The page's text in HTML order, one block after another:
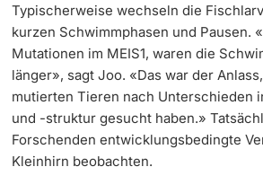
Typischerweise wechseln die
kurzen Schwimmphasen und Pausen.
Mutationen im MEIS1, waren die
länger», sagt Joo. «Das war der
mutierten Tieren nach Unterschieden
und -struktur gesucht haben.»
Forschenden entwicklungsbedingte
Kleinhirn beobachten.